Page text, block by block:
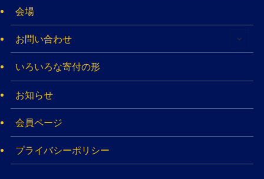
会場
お問い合わせ
いろいろな寄付の形
お知らせ
会員ページ
プライバシーポリシー